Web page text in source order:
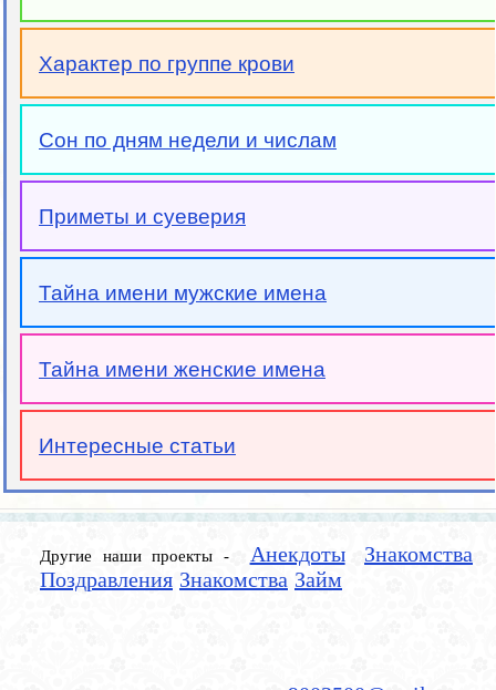
Характер по группе крови
Сон по дням недели и числам
Приметы и суеверия
Тайна имени мужские имена
Тайна имени женские имена
Интересные статьи
Другие наши проекты - Анекдоты
Знакомства
Поздравления Знакомства Займ